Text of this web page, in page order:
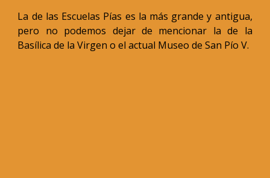
La de las Escuelas Pías es la más grande y antigua,
pero no podemos dejar de mencionar la de la
Basílica de la Virgen o el actual Museo de San Pío V.